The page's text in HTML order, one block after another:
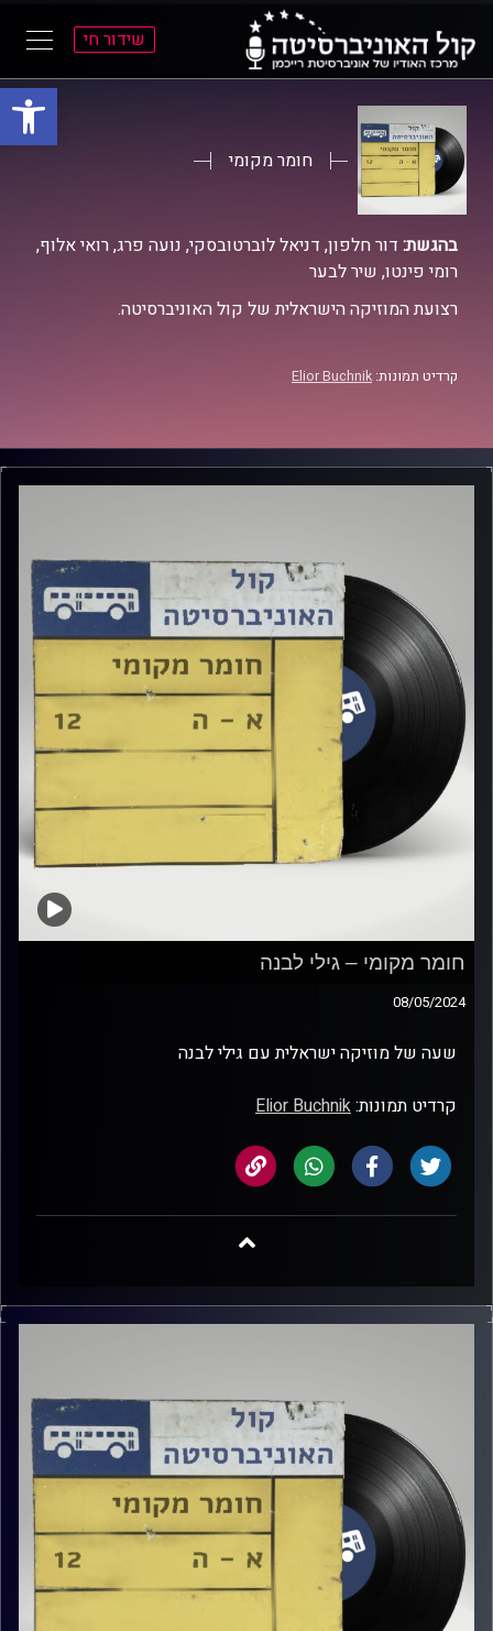
פתח
הראשי
הראשי
שידור חי
חומר מקומי
בהגשת: דור חלפון, דניאל לוברטובסקי, נועה פרג, רואי אלוף,
רומי פינטו, שיר לבער
רצועת המוזיקה הישראלית של קול האוניברסיטה.
קרדיט תמונות: Elior Buchnik
חומר מקומי – גילי לבנה
08/05/2024
שעה של מוזיקה ישראלית עם גילי לבנה
קרדיט תמונות:Elior Buchnik